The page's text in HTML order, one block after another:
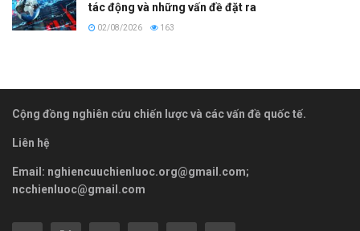
tác động và những vấn đề đặt ra
02/08/2026 163
Cộng đồng nghiên cứu chiến lược và các vấn đề quốc tế.
Liên hệ
Email: nghiencuuchienluoc.org@gmail.com;
ncchienluoc@gmail.com